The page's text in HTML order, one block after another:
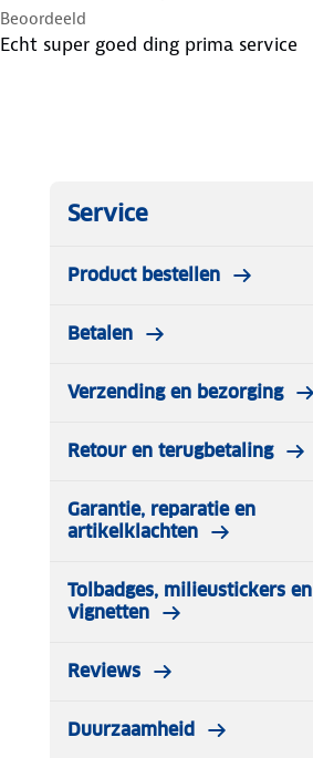
Beoordeeld
Echt super goed ding prima service
Service
Product bestellen
Betalen
Verzending en bezorging
Retour en terugbetaling
Garantie, reparatie en
artikelklachten
Tolbadges, milieustickers en
vignetten
Reviews
Duurzaamheid